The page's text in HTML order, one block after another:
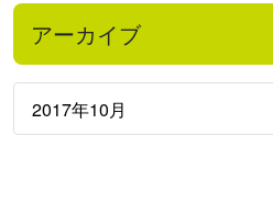
アーカイブ